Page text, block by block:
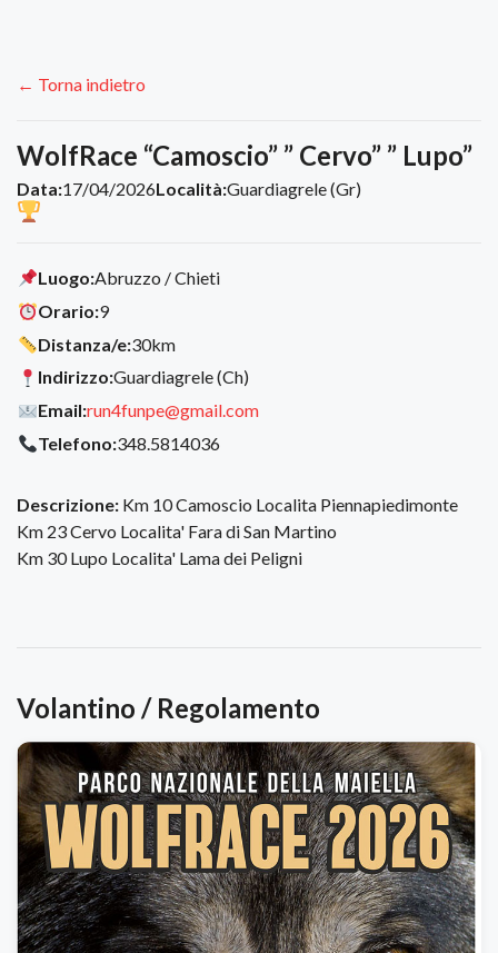
← Torna indietro
WolfRace “Camoscio” ” Cervo” ” Lupo”
Data:17/04/2026Località:Guardiagrele (Gr)
Luogo:Abruzzo / Chieti
Orario:9
Distanza/e:30km
Indirizzo:Guardiagrele (Ch)
Email:run4funpe@gmail.com
Telefono:348.5814036
Descrizione: Km 10 Camoscio Localita Piennapiedimonte
Km 23 Cervo Localita' Fara di San Martino
Km 30 Lupo Localita' Lama dei Peligni
Volantino / Regolamento